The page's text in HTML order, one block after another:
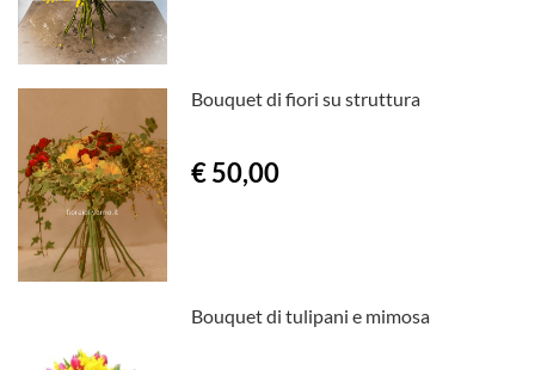
Bouquet di fiori su struttura
€ 50,00
Bouquet di tulipani e mimosa